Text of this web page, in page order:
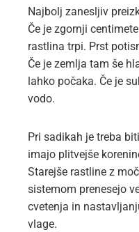
Najbolj zanesljiv
Če je zgornji
rastlina trpi. Prst
Če je zemlja tam še
lahko počaka. Če je
vodo.
Pri sadikah je treba
imajo plitvejše
Starejše rastline z
sistemom prenesejo
cvetenja in
vlage.